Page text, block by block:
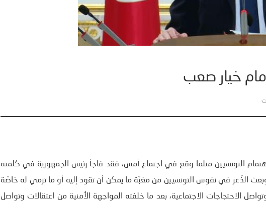
خيار صعب
التونسيين مثلما وقع في اجتماع أمس، فقد فاجأ رئيس الجمهورية في كلمته
الذّعر في نفوس التونسيين من مغبّة ما يمكن أن تقود إليه أو ما ترمي له خاصّة
وتواصل الاحتجاجات الاجتماعية، بعد ما خلفته المواجهة الأمنية من اعتقالات وتواصل